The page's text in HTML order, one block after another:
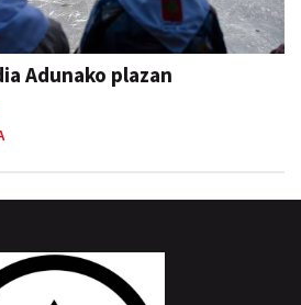
Adunako plazan